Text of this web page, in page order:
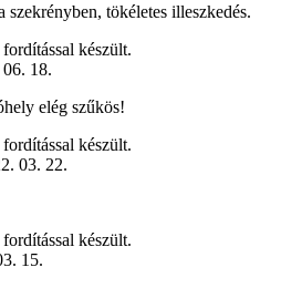
tökéletes illeszkedés.
készült.
18.
elég szűkös!
készült.
03. 22.
készült.
15.